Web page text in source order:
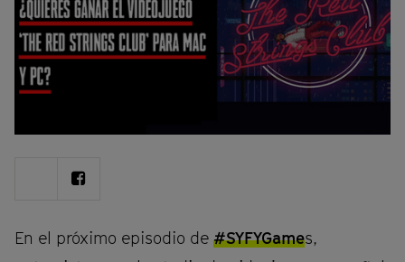
e
d
e
a
e
ShareShare
En el próximo episodio de #SYFYGames,